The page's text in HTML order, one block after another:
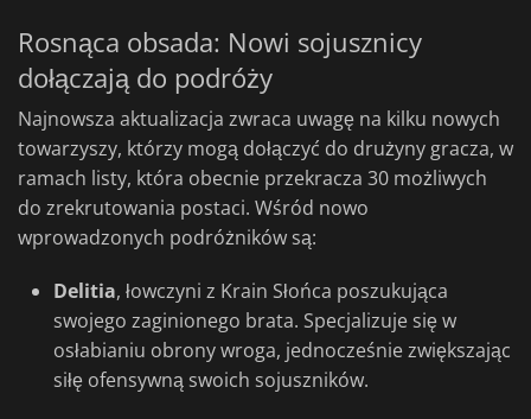
Rosnąca obsada: Nowi sojusznicy
dołączają do podróży
Najnowsza aktualizacja zwraca uwagę na kilku nowych
towarzyszy, którzy mogą dołączyć do drużyny gracza, w
ramach listy, która obecnie przekracza 30 możliwych
do zrekrutowania postaci. Wśród nowo
wprowadzonych podróżników są:
Delitia, łowczyni z Krain Słońca poszukująca
swojego zaginionego brata. Specjalizuje się w
osłabianiu obrony wroga, jednocześnie zwiększając
siłę ofensywną swoich sojuszników.